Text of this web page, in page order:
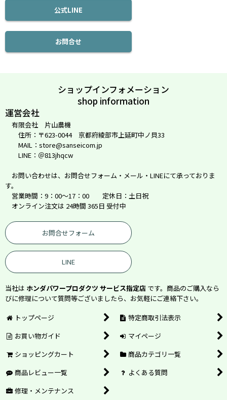
公式LINE
お問合せ
ショップインフォメーション
shop information
運営会社
有限会社 片山農機
住所：〒623-0044 京都府綾部市上延町中ノ貝33
MAIL：store@sanseicom.jp
LINE：＠813jhqcw
お問い合わせは、お問合せフォーム・メール・LINEにて承っておりま
す。
営業時間：9：00～17：00 定休日：土日祝
オンライン注文は 24時間 365日 受付中
お問合せフォーム
LINE
当社は ホンダパワープロダクツ サービス指定店 です。商品のご購入なら
びに修理について質問等ございましたら、お気軽にご連絡下さい。
トップページ
特定商取引法表示
お買い物ガイド
マイページ
ショッピングカート
商品カテゴリ一覧
商品レビュー一覧
よくある質問
修理・メンテナンス